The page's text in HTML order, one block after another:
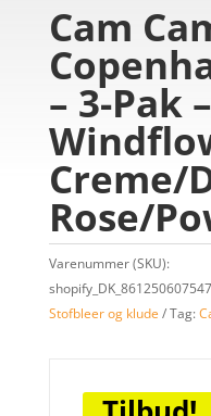
Cam
– 3-Pak
Creme/
Rose/
Varenummer (SKU):
Stofbleer og klude
Tag: